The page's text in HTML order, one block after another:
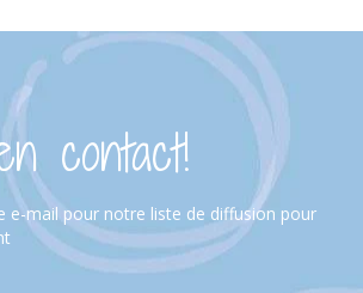
contact!
e-mail pour notre liste de diffusion pour